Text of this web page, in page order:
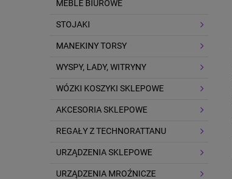
MEBLE BIUROWE
STOJAKI
MANEKINY TORSY
WYSPY, LADY, WITRYNY
WÓZKI KOSZYKI SKLEPOWE
AKCESORIA SKLEPOWE
REGAŁY Z TECHNORATTANU
URZĄDZENIA SKLEPOWE
URZĄDZENIA MROŹNICZE